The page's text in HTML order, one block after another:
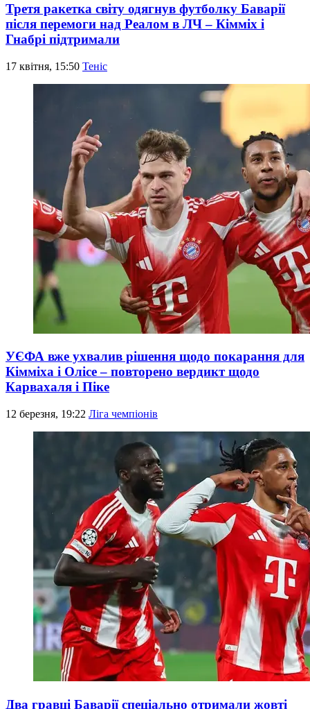
Третя ракетка світу одягнув футболку Баварії
після перемоги над Реалом в ЛЧ – Кімміх і
Гнабрі підтримали
17 квітня, 15:50 Теніс
УЄФА вже ухвалив рішення щодо покарання для
Кімміха і Олісе – повторено вердикт щодо
Карвахаля і Піке
12 березня, 19:22 Ліга чемпіонів
Два гравці Баварії спеціально отримали жовті